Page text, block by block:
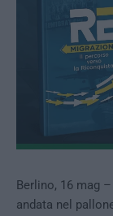
Berlino, 16 mag
andata nel